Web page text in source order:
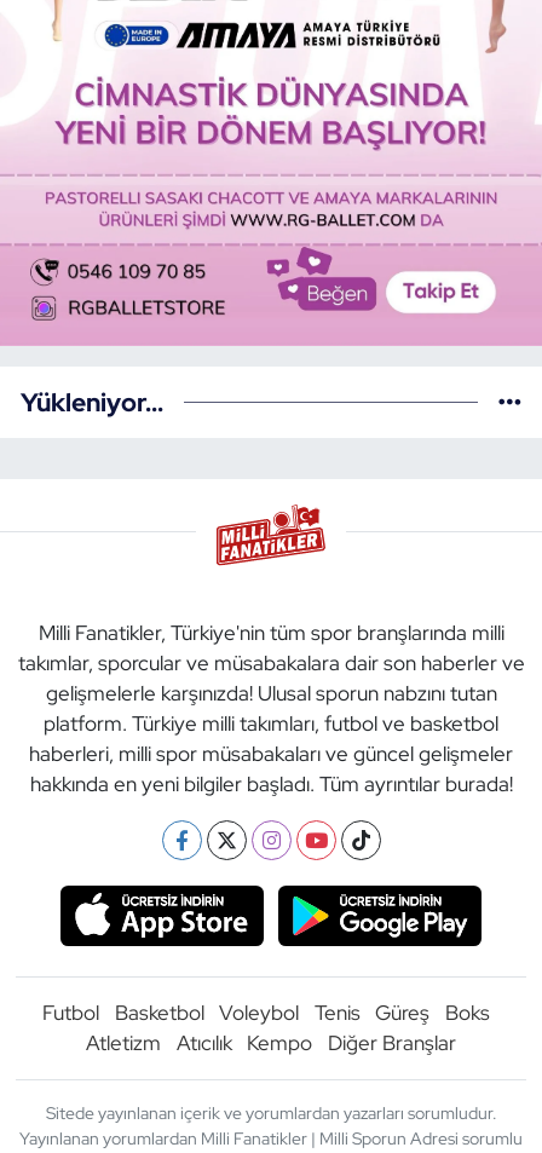
Yükleniyor...
Milli Fanatikler, Türkiye'nin tüm spor branşlarında milli
takımlar, sporcular ve müsabakalara dair son haberler ve
gelişmelerle karşınızda! Ulusal sporun nabzını tutan
platform. Türkiye milli takımları, futbol ve basketbol
haberleri, milli spor müsabakaları ve güncel gelişmeler
hakkında en yeni bilgiler başladı. Tüm ayrıntılar burada!
Futbol Basketbol Voleybol Tenis Güreş
Boks
Atletizm
Atıcılık Kempo Diğer Branşlar
Sitede yayınlanan içerik ve yorumlardan yazarları sorumludur.
Yayınlanan yorumlardan Milli Fanatikler | Milli Sporun Adresi sorumlu